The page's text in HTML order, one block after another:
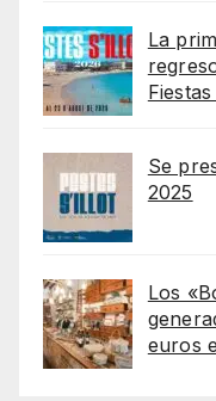
La
Se
2025
Los
euros